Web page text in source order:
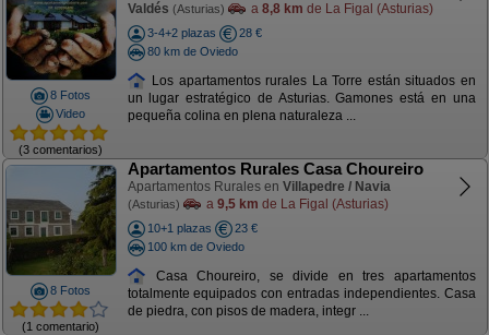
8 Fotos
Video
(3 comentarios)
Valdés (Asturias) a 8,8 km de La Figal (Asturias)
3-4+2 plazas
28 €
80 km de Oviedo
Los apartamentos rurales La Torre están situados en
un lugar estratégico de Asturias. Gamones está en una
pequeña colina en plena naturaleza ...
8 Fotos
(1 comentario)
Apartamentos Rurales Casa Choureiro
Apartamentos Rurales en Villapedre / Navia
(Asturias) a 9,5 km de La Figal (Asturias)
10+1 plazas
23 €
100 km de Oviedo
Casa Choureiro, se divide en tres apartamentos
totalmente equipados con entradas independientes. Casa
de piedra, con pisos de madera, integr ...